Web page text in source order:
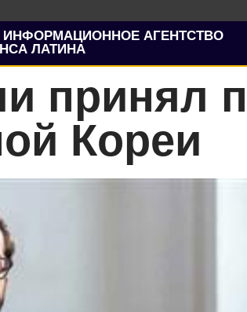
АГЕНТСТВО
ЛАТИНА
принял
Кореи